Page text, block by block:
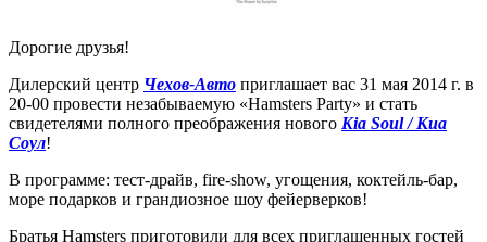
Дорогие друзья!
Дилерский центр Чехов-Авто приглашает вас 31 мая 2014 г. в
20-00 провести незабываемую «Hamsters Party» и стать
свидетелями полного преображения нового Kia Soul / Киа
Соул!
В программе: тест-драйв, fire-show, угощения, коктейль-бар,
море подарков и грандиозное шоу фейерверков!
Братья Hamsters приготовили для всех приглашенных гостей